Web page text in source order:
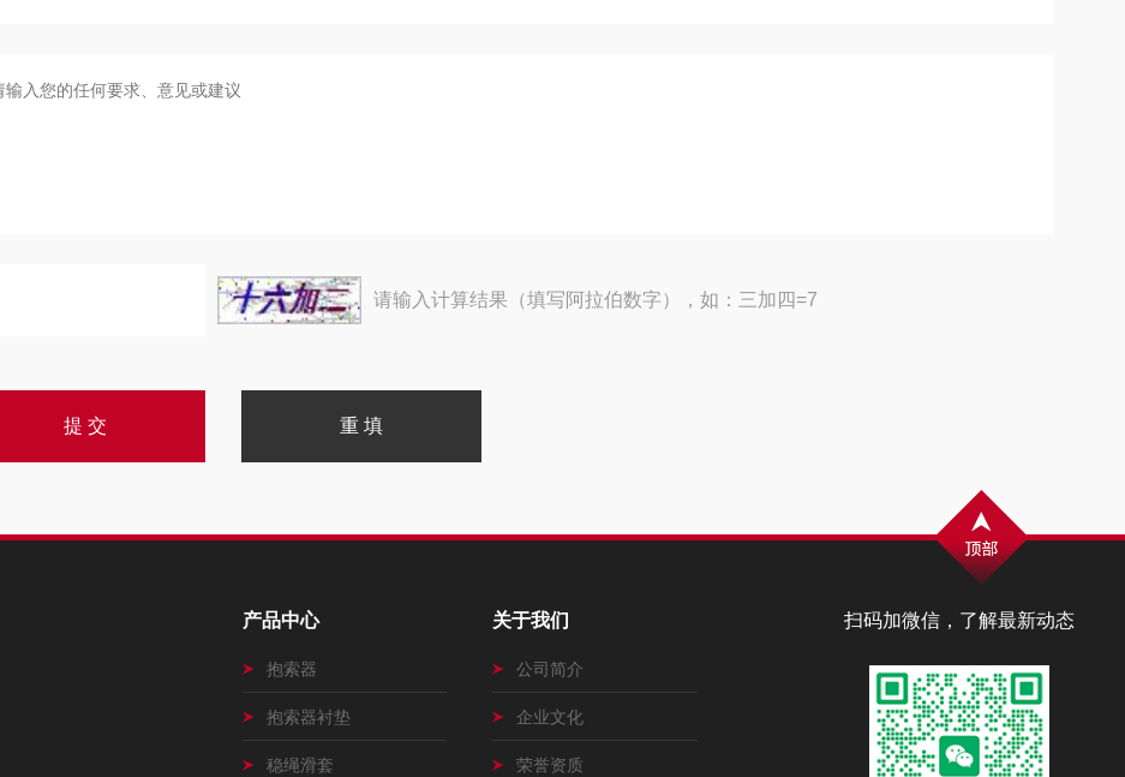
请输入计算结果（填写阿拉伯数字），如：三加四=7
扫码加微信，了解最新动态
产品中心
抱索器
抱索器衬垫
稳绳滑套
关于我们
公司简介
企业文化
荣誉资质